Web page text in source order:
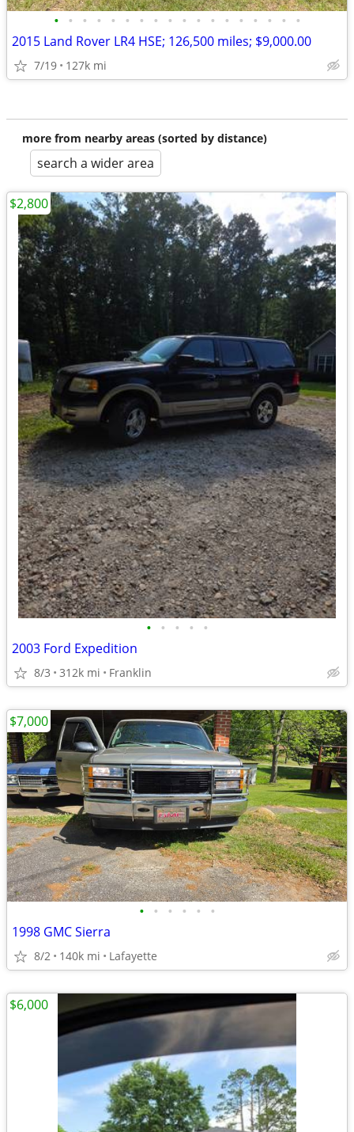
• • • • • • • • • • • • • • • • • •
2015 Land Rover LR4 HSE; 126,500 miles; $9,000.00
7/19 127k mi
more from nearby areas (sorted by distance)
search a wider area
• • • • •
2003 Ford Expedition
8/3 312k mi Franklin
$2,800
• • • • • •
1998 GMC Sierra
8/2 140k mi Lafayette
$7,000
$6,000